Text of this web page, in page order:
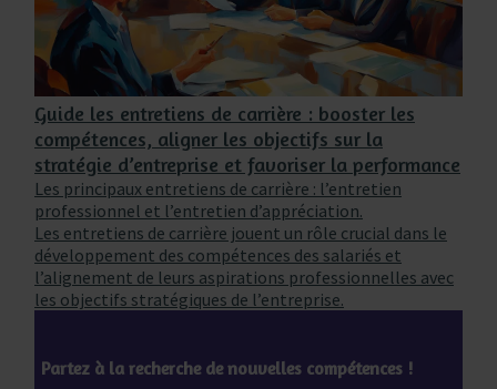
Guide les entretiens de carrière : booster les
compétences, aligner les objectifs sur la
stratégie d’entreprise et favoriser la performance
Les principaux entretiens de carrière : l’entretien
professionnel et l’entretien d’appréciation.
Les entretiens de carrière jouent un rôle crucial dans le
développement des compétences des salariés et
l’alignement de leurs aspirations professionnelles avec
les objectifs stratégiques de l’entreprise.
Partez à la recherche de nouvelles compétences !